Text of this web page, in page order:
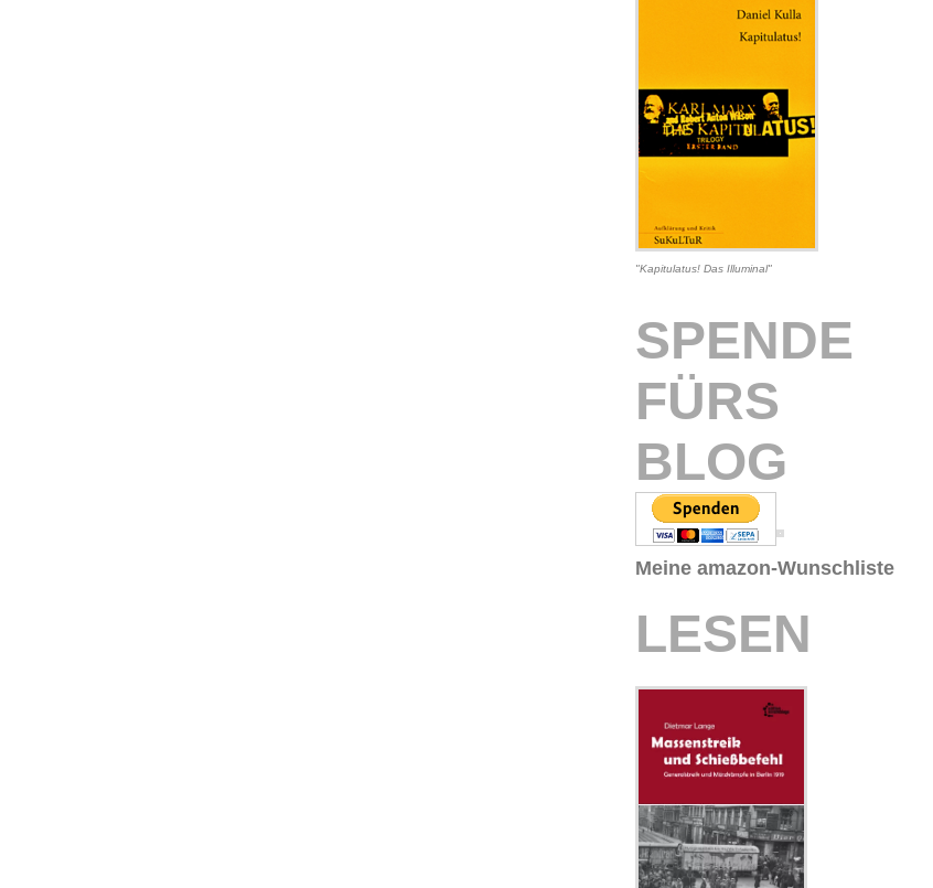
"Kapitulatus! Das Illuminal"
SPENDE
FÜRS
BLOG
Meine amazon-Wunschliste
LESEN